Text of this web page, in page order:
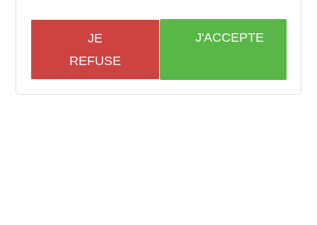
JE
REFUSE
J'ACCEPTE